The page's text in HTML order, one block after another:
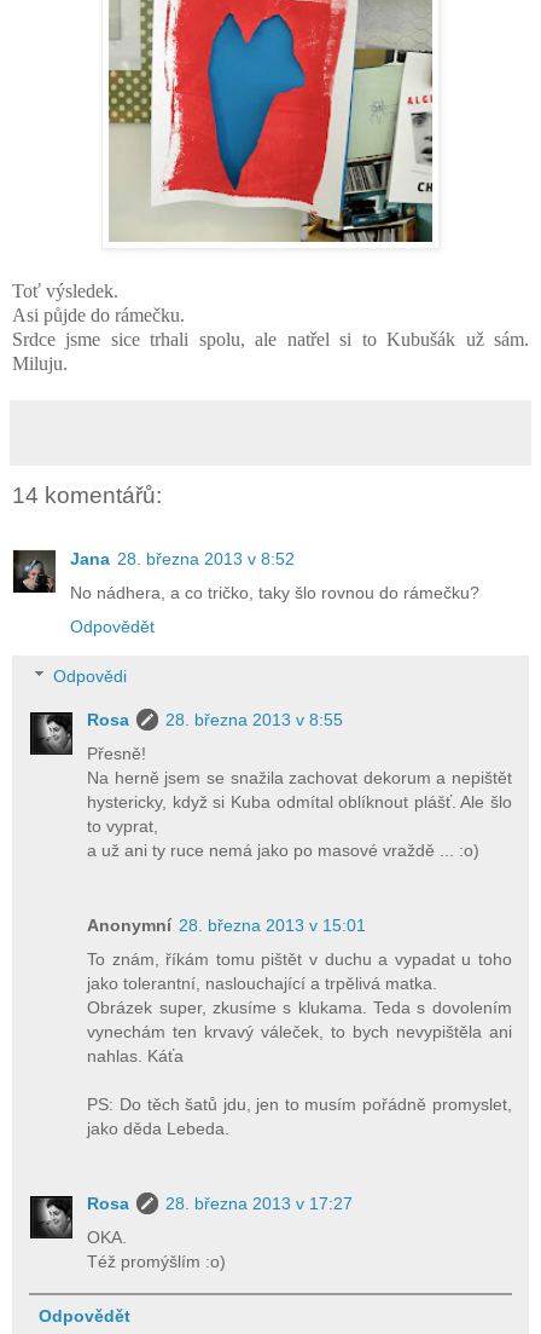
Toť výsledek.
Asi půjde do rámečku.
Srdce jsme sice trhali spolu, ale natřel si to Kubušák už sám.
Miluju.
14 komentářů:
Jana 28. března 2013 v 8:52
No nádhera, a co tričko, taky šlo rovnou do rámečku?
Odpovědět
Odpovědi
Rosa
28. března 2013 v 8:55
Přesně!
Na herně jsem se snažila zachovat dekorum a nepištět
hystericky, když si Kuba odmítal oblíknout plášť. Ale šlo
to vyprat,
a už ani ty ruce nemá jako po masové vraždě ... :o)
Anonymní 28. března 2013 v 15:01
To znám, říkám tomu pištět v duchu a vypadat u toho
jako tolerantní, naslouchající a trpělivá matka.
Obrázek super, zkusíme s klukama. Teda s dovolením
vynechám ten krvavý váleček, to bych nevypištěla ani
nahlas. Káťa
PS: Do těch šatů jdu, jen to musím pořádně promyslet,
jako děda Lebeda.
Rosa
28. března 2013 v 17:27
OKA.
Též promýšlím :o)
Odpovědět